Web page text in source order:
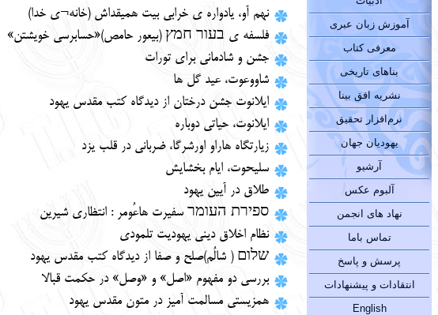
نهم آو، یادواره ی خرابی بیت همیقداش (خانه¬ی خدا)
فلسفه ی בעור חמץ (بیعور حامص)«حسابرسی خویشتن»
جشن و شادمانی برای تورات
شاووعوت، عید گل ها
ایلانوت جشن درختان از دیدگاه کتب مقدس یهود
ایلانوت، حیاتی دوباره
زیارتگاه هاراو اورشرگا، ضربانی در قلب یزد
سلیحوت، ایام بخشایش
طلاق در آیین یهود
ספירת העומר سفیرت هاعُومر : انتظاری شیرین
نظام اخلاق دینی یهودیت تلمودی
שלום ( شالُم)صلح و صفا از دیدگاه کتب مقدس یهود
بررسی دو مفهوم «اصل» و «وصل» در حکمت قبالا
همزیستی مسالمت آمیز در متون مقدس یهود
آموزش زبان عبری
معرفی کتاب
بناهای تاریخی
نشریه افق بینا
نرم‌افزار تحقیق
یهودیان جهان
آرشیو
آلبوم عکس
نهاد های انجمن
تماس باما
پرسش و پاسخ
انتقادات و پیشنهادات
English